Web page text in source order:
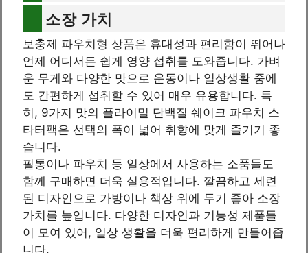
소장 가치
보충제 파우치형 상품은 휴대성과 편리함이 뛰어나
언제 어디서든 쉽게 영양 섭취를 도와줍니다. 가벼
운 무게와 다양한 맛으로 운동이나 일상생활 중에
도 간편하게 섭취할 수 있어 매우 유용합니다. 특
히, 9가지 맛의 플라이밀 단백질 쉐이크 파우치 스
타터팩은 선택의 폭이 넓어 취향에 맞게 즐기기 좋
습니다.
필통이나 파우치 등 일상에서 사용하는 소품들도
함께 구매하면 더욱 실용적입니다. 깔끔하고 세련
된 디자인으로 가방이나 책상 위에 두기 좋아 소장
가치를 높입니다. 다양한 디자인과 기능성 제품들
이 모여 있어, 일상 생활을 더욱 편리하게 만들어줍
니다.